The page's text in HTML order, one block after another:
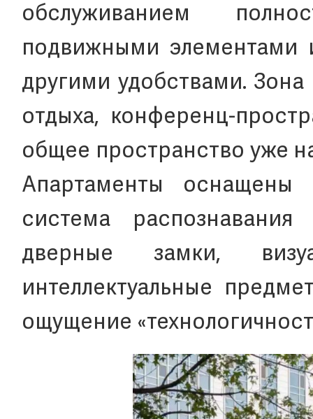
обслуживанием
подвижными элементами
другими удобствами.
отдыха, конференц-
общее пространство уже
Апартаменты оснащены
система
дверные замки,
интеллектуальные
ощущение